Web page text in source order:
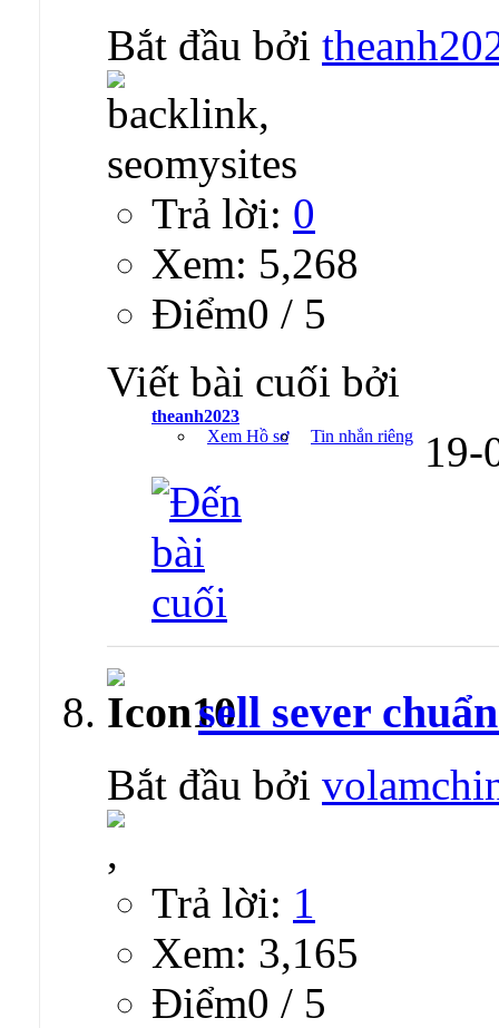
Bắt đầu bởi
Trả lời: 0
Xem: 5,268
Ðiểm0 / 5
Viết bài cuối bởi
theanh2023
Xem Hồ sơ
Tin nhắn riêng
sell sever
Bắt đầu bởi
Trả lời: 1
Xem: 3,165
Ðiểm0 / 5